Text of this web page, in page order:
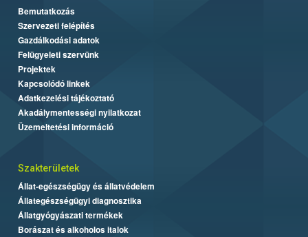
Bemutatkozás
Szervezeti felépítés
Gazdálkodási adatok
Felügyeleti szervünk
Projektek
Kapcsolódó linkek
Adatkezelési tájékoztató
Akadálymentességi nyilatkozat
Üzemeltetési információ
Szakterületek
Állat-egészségügy és állatvédelem
Állategészségügyi diagnosztika
Állatgyógyászati termékek
Borászat és alkoholos italok